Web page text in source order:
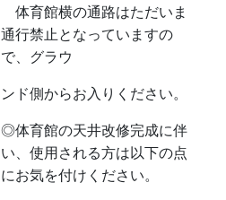
体育館横の通路はただいま
通行禁止となっていますの
で、グラウ
ンド側からお入りください。
◎体育館の天井改修完成に伴
い、使用される方は以下の点
にお気を付けください。